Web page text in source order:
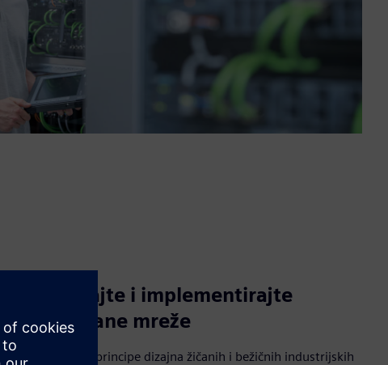
Planirajte i implementirajte
pouzdane mreže
Savladajte principe dizajna žičanih i bežičnih industrijskih